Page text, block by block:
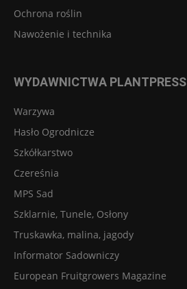
Ochrona roślin
Nawożenie i technika
WYDAWNICTWA PLANTPRESS
Warzywa
Hasło Ogrodnicze
Szkółkarstwo
Czereśnia
MPS Sad
Szklarnie, Tunele, Osłony
Truskawka, malina, jagody
Informator Sadowniczy
European Fruitgrowers Magazine